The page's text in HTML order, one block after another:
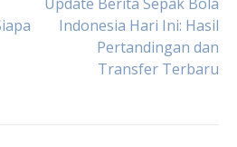
Indonesia Hari Ini: Hasil
Pertandingan dan
Transfer Terbaru